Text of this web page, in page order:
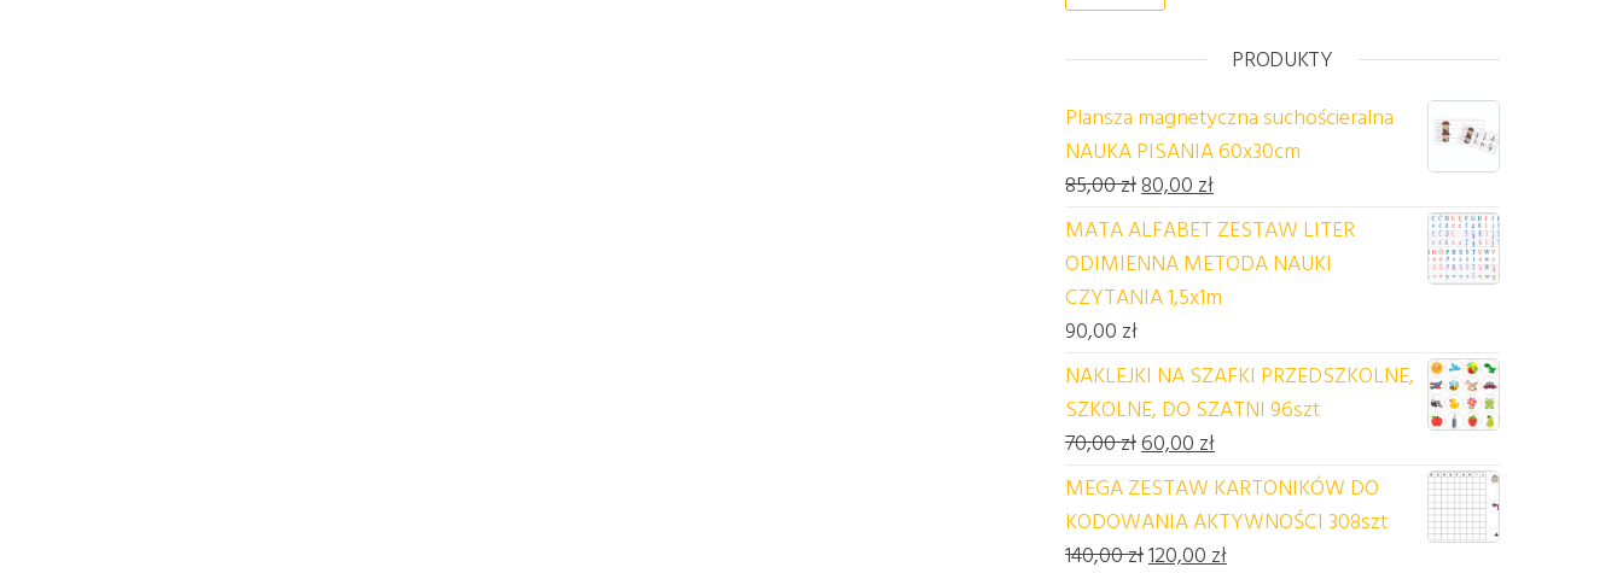
PRODUKTY
Plansza magnetyczna suchościeralna
NAUKA PISANIA 60x30cm
85,00złPierwotna cena wynosiła: 85,00 zł.
80,00 złAktualna cena wynosi: 80,00 zł.
MATA ALFABET ZESTAW LITER
ODIMIENNA METODA NAUKI
CZYTANIA 1,5x1m
90,00 zł
NAKLEJKI NA SZAFKI PRZEDSZKOLNE,
SZKOLNE, DO SZATNI 96szt
70,00złPierwotna cena wynosiła: 70,00 zł.
60,00 złAktualna cena wynosi: 60,00 zł.
MEGA ZESTAW KARTONIKÓW DO
KODOWANIA AKTYWNOŚCI 308szt
140,00złPierwotna cena wynosiła: 140,00 zł.
120,00 złAktualna cena wynosi: 120,00 zł.